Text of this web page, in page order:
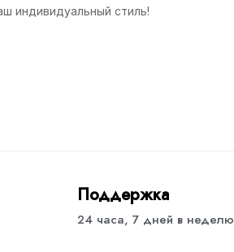
индивидуальный стиль!
Поддержка
24 часа, 7 дней в неделю